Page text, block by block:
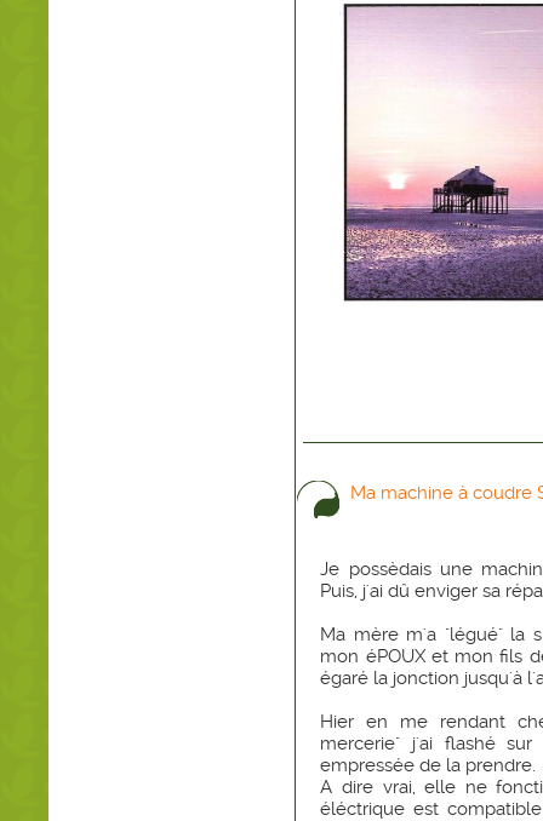
Ma machine à coudre
Je possèdais une
Puis, j'ai dû enviger sa
Ma mère m'a "légué" la
mon éPOUX et mon fils
égaré la jonction jusqu'à
Hier en me rendant
mercerie" j'ai flashé
empressée de la prendre.
A dire vrai, elle ne
éléctrique est